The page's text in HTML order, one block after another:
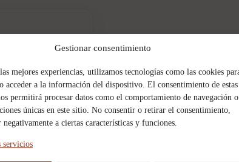
Gestionar consentimiento
mejores experiencias, utilizamos tecnologías como las cookies
acceder a la información del dispositivo. El consentimiento de estas
permitirá procesar datos como el comportamiento de navegación o
únicas en este sitio. No consentir o retirar el consentimiento,
negativamente a ciertas características y funciones.
servicios
es una de las